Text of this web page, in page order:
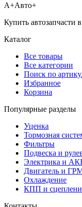
А+Авто+
Купить автозапчасти
Каталог
Все товары
Все категории
Поиск по
Избранное
Корзина
Популярные разделы
Уценка
Тормозная
Фильтры
Подвеска и
Электрика и
Двигатель и
Охлаждение
КПП и